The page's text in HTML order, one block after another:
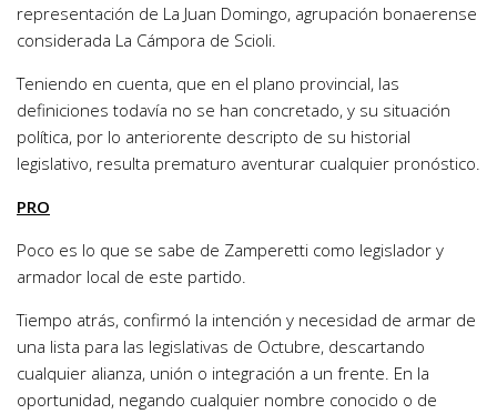
representación de La Juan Domingo, agrupación bonaerense
considerada La Cámpora de Scioli.
Teniendo en cuenta, que en el plano provincial, las
definiciones todavía no se han concretado, y su situación
política, por lo anteriorente descripto de su historial
legislativo, resulta prematuro aventurar cualquier pronóstico.
PRO
Poco es lo que se sabe de Zamperetti como legislador y
armador local de este partido.
Tiempo atrás, confirmó la intención y necesidad de armar de
una lista para las legislativas de Octubre, descartando
cualquier alianza, unión o integración a un frente. En la
oportunidad, negando cualquier nombre conocido o de